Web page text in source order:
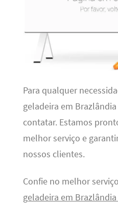
Para qualquer
geladeira em
contatar. Estamos
melhor serviço e
nossos clientes.
Confie no melhor
geladeira em Brazlândia